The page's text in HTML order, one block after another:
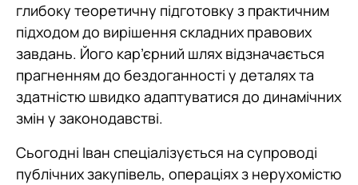
глибоку теоретичну підготовку з практичним
підходом до вирішення складних правових
завдань. Його кар’єрний шлях відзначається
прагненням до бездоганності у деталях та
здатністю швидко адаптуватися до динамічних
змін у законодавстві.
Сьогодні Іван спеціалізується на супроводі
публічних закупівель, операціях з нерухомістю